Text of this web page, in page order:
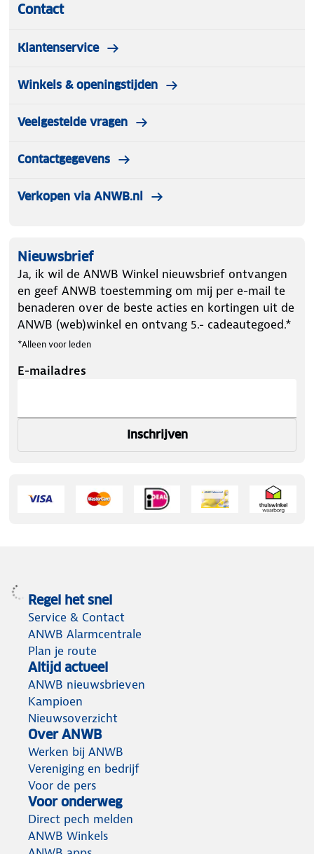
Contact
Klantenservice
Winkels & openingstijden
Veelgestelde vragen
Contactgegevens
Verkopen via ANWB.nl
Nieuwsbrief
Ja, ik wil de ANWB Winkel nieuwsbrief ontvangen
en geef ANWB toestemming om mij per e-mail te
benaderen over de beste acties en kortingen uit de
ANWB (web)winkel en ontvang 5.- cadeautegoed.*
*Alleen voor leden
E-mailadres
Inschrijven
Regel het snel
Service & Contact
ANWB Alarmcentrale
Plan je route
Altijd actueel
ANWB nieuwsbrieven
Kampioen
Nieuwsoverzicht
Over ANWB
Werken bij ANWB
Vereniging en bedrijf
Voor de pers
Voor onderweg
Direct pech melden
ANWB Winkels